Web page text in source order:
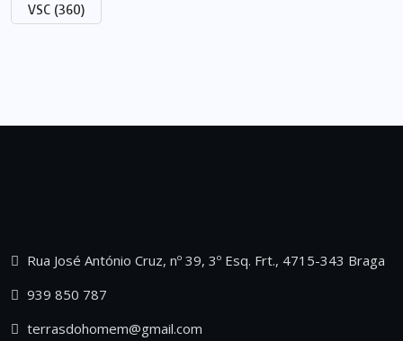
VSC (360)
Rua José António Cruz, nº 39, 3º Esq. Frt., 4715-343 Braga
939 850 787
terrasdohomem@gmail.com